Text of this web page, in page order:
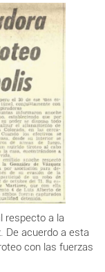
respecto a la
De acuerdo a esta
con las fuerzas